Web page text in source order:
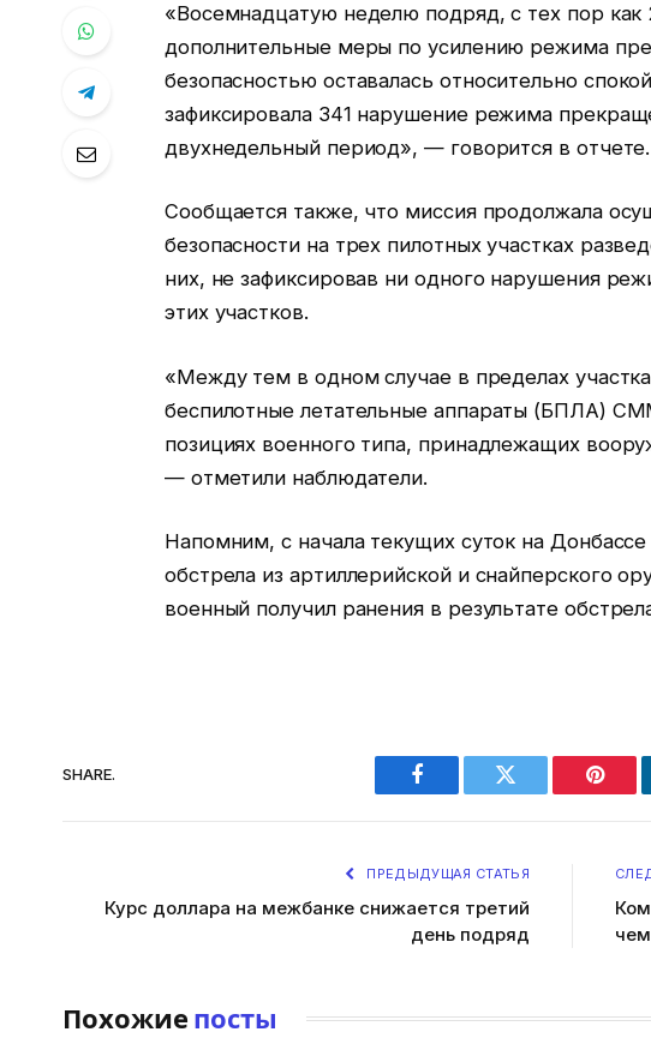
«Восемнадцатую неделю подряд, с тех пор как
дополнительные меры по усилению режима
безопасностью оставалась относительно
зафиксировала 341 нарушение режима
двухнедельный период», — говорится в отчете.
Сообщается также, что миссия продолжала
безопасности на трех пилотных участках
них, не зафиксировав ни одного нарушения
этих участков.
«Между тем в одном случае в пределах
беспилотные летательные аппараты (БПЛА)
позициях военного типа, принадлежащих
— отметили наблюдатели.
Напомним, с начала текущих суток на
обстрела из артиллерийской и снайперского
военный получил ранения в результате
SHARE.
Facebook Twitter
ПРЕДЫДУЩАЯ СТАТЬЯ
Курс доллара на межбанке снижается третий
день подряд
Похожие посты